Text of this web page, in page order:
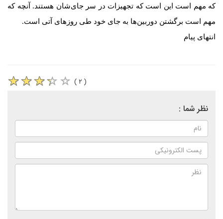
که مهم است این است که تجهیزات در سر جای‌شان هستند. آنچه که
مهم است برگشتن دوربین‌ها به جای خود طی روزهای آتی است.
انتهای پیام
( ۲ )
نظر شما :